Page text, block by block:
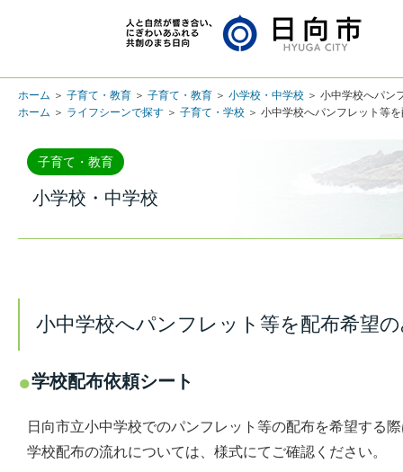
ホーム ＞ 子育て・教育 ＞ 子育て・教育 ＞ 小学校・中学校 ＞ 小中学校へパン
ホーム ＞ ライフシーンで探す ＞ 子育て・学校 ＞ 小中学校へパンフレット等
子育て・教育
小学校・中学校
小中学校へパンフレット等を配布希望
学校配布依頼シート
日向市立小中学校でのパンフレット等の配布を希望する
学校配布の流れについては、様式にてご確認ください。